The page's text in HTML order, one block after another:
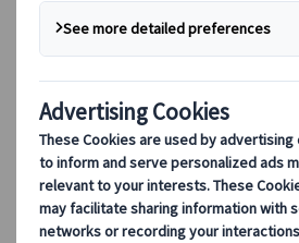
デスティネーション
クオニイツムラーレと共に、世
を活用した旅へ。デスティネ
客様の多様なご要望に合わせた
す。
すべてのデスティネーション
人気デスティネーション
スイス